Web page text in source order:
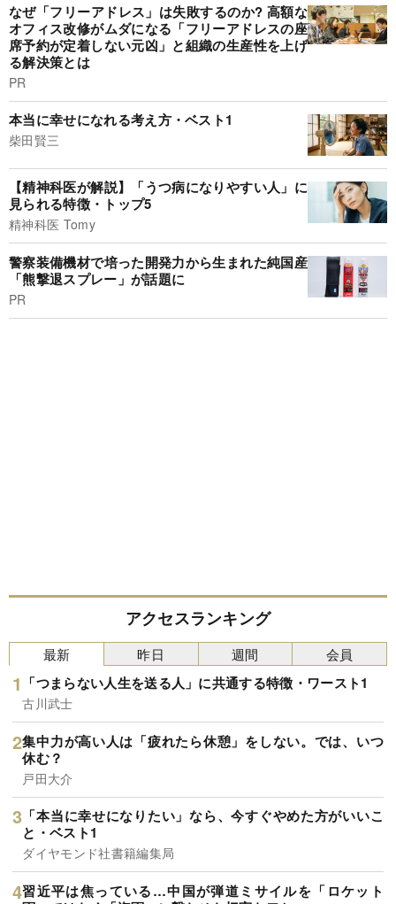
なぜ「フリーアドレス」は失敗するのか? 高額な
オフィス改修がムダになる「フリーアドレスの座
席予約が定着しない元凶」と組織の生産性を上げ
る解決策とは
PR
本当に幸せになれる考え方・ベスト1
柴田賢三
【精神科医が解説】「うつ病になりやすい人」に
見られる特徴・トップ5
精神科医 Tomy
警察装備機材で培った開発力から生まれた純国産
「熊撃退スプレー」が話題に
PR
アクセスランキング
最新
「つまらない人生を送る人」に共通する特徴・ワースト1
古川武士
集中力が高い人は「疲れたら休憩」をしない。では、いつ
休む？
戸田大介
「本当に幸せになりたい」なら、今すぐやめた方がいいこ
と・ベスト1
ダイヤモンド社書籍編集局
習近平は焦っている…中国が弾道ミサイルを「ロケット
昨日 週間 会員